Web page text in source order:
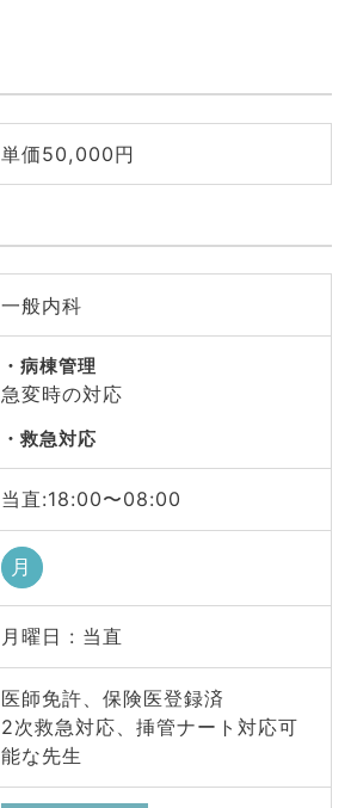
単価50,000円
一般内科
病棟管理
急変時の対応
救急対応
当直:18:00〜08:00
月
月曜日 : 当直
医師免許、保険医登録済
2次救急対応、挿管ナート対応可
能な先生